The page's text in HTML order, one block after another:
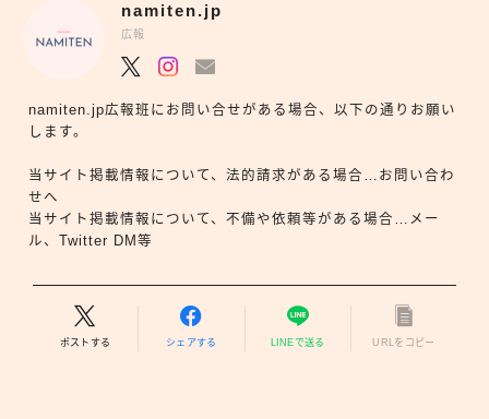
namiten.jp
広報
namiten.jp広報班にお問い合せがある場合、以下の通りお願い
します。
当サイト掲載情報について、法的請求がある場合…お問い合わ
せへ
当サイト掲載情報について、不備や依頼等がある場合…メー
ル、Twitter DM等
ポストする シェアする LINEで送る URLをコピー